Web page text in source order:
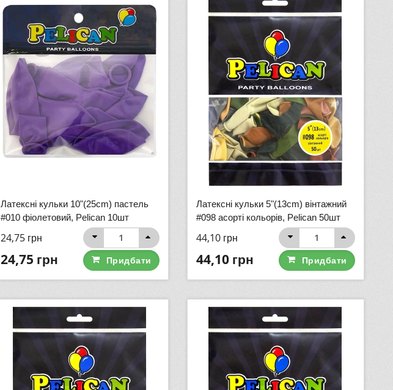
Латексні кульки 10"(25cm) пастель
#010 фіолетовий, Pelican 10шт
24,75 грн
24,75 грн Придбати
Латексні кульки 5"(13cm) вінтажний
#098 асорті кольорів, Pelican 50шт
44,10 грн
44,10 грн Придбати